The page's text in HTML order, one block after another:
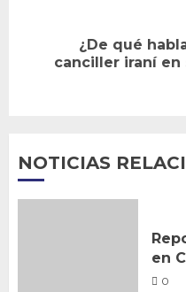
Siguiente
¿De qué
canciller iraní en
NOTICIAS
en
0